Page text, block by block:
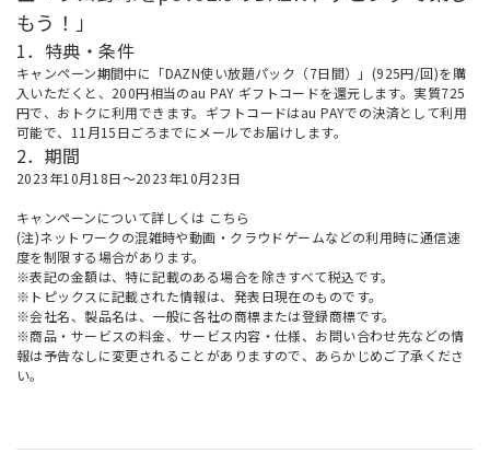
もう！」
1．特典・条件
キャンペーン期間中に「DAZN使い放題パック（7日間）」(925円/回)を購
入いただくと、200円相当のau PAY ギフトコードを還元します。実質725
円で、おトクに利用できます。ギフトコードはau PAYでの決済として利用
可能で、11月15日ごろまでにメールでお届けします。
2．期間
2023年10月18日～2023年10月23日
キャンペーンについて詳しくは こちら
(注)ネットワークの混雑時や動画・クラウドゲームなどの利用時に通信速
度を制限する場合があります。
※表記の金額は、特に記載のある場合を除きすべて税込です。
※トピックスに記載された情報は、発表日現在のものです。
※会社名、製品名は、一般に各社の商標または登録商標です。
※商品・サービスの料金、サービス内容・仕様、お問い合わせ先などの情
報は予告なしに変更されることがありますので、あらかじめご了承くださ
い。